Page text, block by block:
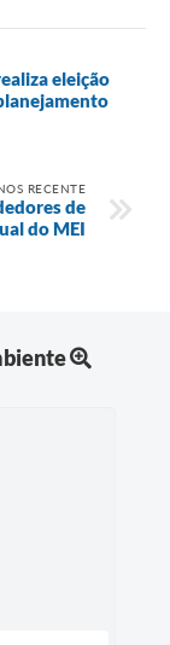
eleição
RECENTE
de
do MEI